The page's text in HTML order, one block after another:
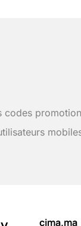
codes
cima.ma